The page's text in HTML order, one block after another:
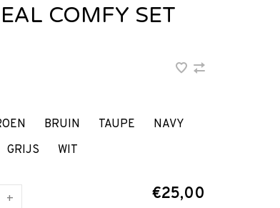
COMFY SET
BRUIN TAUPE
NAVY
GRIJS WIT
+ €25,00